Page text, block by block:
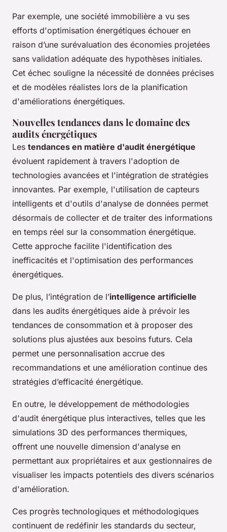
Par exemple, une société immobilière a vu ses
efforts d'optimisation énergétiques échouer en
raison d’une surévaluation des économies projetées
sans validation adéquate des hypothèses initiales.
Cet échec souligne la nécessité de données précises
et de modèles réalistes lors de la planification
d'améliorations énergétiques.
Nouvelles tendances dans le domaine des
audits énergétiques
Les tendances en matière d'audit énergétique
évoluent rapidement à travers l'adoption de
technologies avancées et l'intégration de stratégies
innovantes. Par exemple, l'utilisation de capteurs
intelligents et d'outils d'analyse de données permet
désormais de collecter et de traiter des informations
en temps réel sur la consommation énergétique.
Cette approche facilite l'identification des
inefficacités et l'optimisation des performances
énergétiques.
De plus, l’intégration de l’intelligence artificielle
dans les audits énergétiques aide à prévoir les
tendances de consommation et à proposer des
solutions plus ajustées aux besoins futurs. Cela
permet une personnalisation accrue des
recommandations et une amélioration continue des
stratégies d’efficacité énergétique.
En outre, le développement de méthodologies
d'audit énergétique plus interactives, telles que les
simulations 3D des performances thermiques,
offrent une nouvelle dimension d'analyse en
permettant aux propriétaires et aux gestionnaires de
visualiser les impacts potentiels des divers scénarios
d'amélioration.
Ces progrès technologiques et méthodologiques
continuent de redéfinir les standards du secteur,